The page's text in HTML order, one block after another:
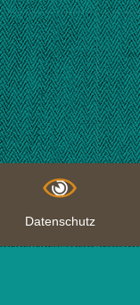
Datenschutz